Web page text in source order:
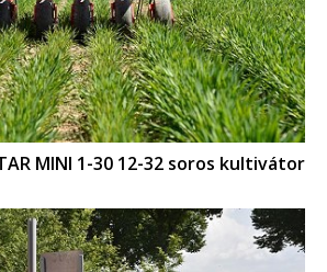
MINI 1-30 12-32 soros kultivátor